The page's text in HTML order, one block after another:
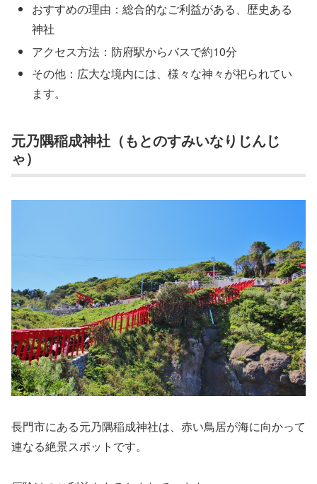
おすすめの理由：総合的なご利益がある、歴史ある
神社
アクセス方法：防府駅からバスで約10分
その他：広大な境内には、様々な神々が祀られてい
ます。
元乃隅稲成神社（もとのすみいなりじんじ
ゃ）
長門市にある元乃隅稲成神社は、赤い鳥居が海に向かって
連なる絶景スポットです。